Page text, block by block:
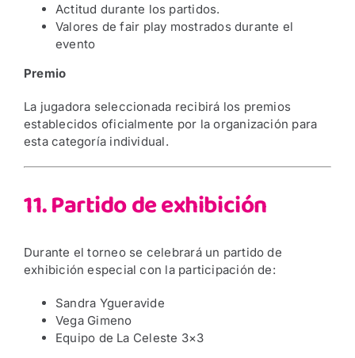
Actitud durante los partidos.
Valores de fair play mostrados durante el
evento
Premio
La jugadora seleccionada recibirá los premios
establecidos oficialmente por la organización para
esta categoría individual.
11. Partido de exhibición
Durante el torneo se celebrará un partido de
exhibición especial con la participación de:
Sandra Ygueravide
Vega Gimeno
Equipo de La Celeste 3×3